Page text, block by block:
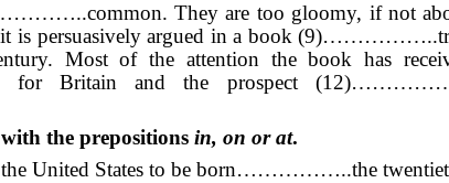
They are too gloomy, if not
it is persuasively argued in a book
Most of the attention the book has
for Britain and the prospect
the prepositions in, on or at.
the United States to be born……………..the